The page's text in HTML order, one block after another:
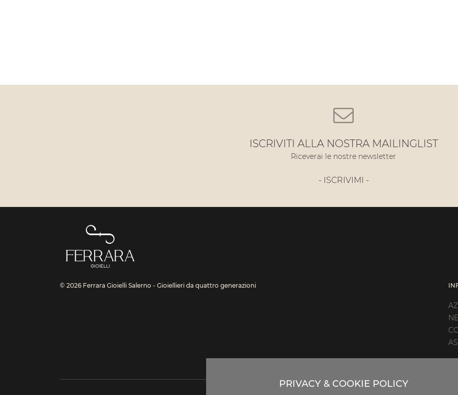
ISCRIVITI ALLA NOSTRA MAILINGLIST
Riceverai le nostre newsletter
- ISCRIVIMI -
© 2026 Ferrara Gioielli Salerno - Gioiellieri da quattro generazioni
PRIVACY & COOKIE POLICY